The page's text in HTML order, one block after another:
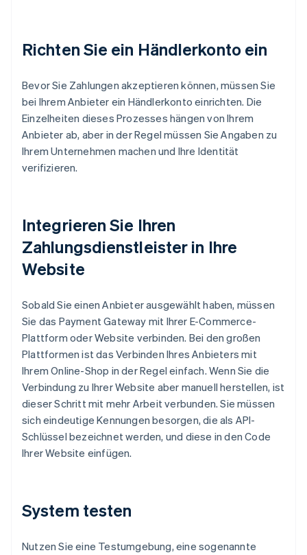
Richten Sie ein Händlerkonto ein
Bevor Sie Zahlungen akzeptieren können, müssen Sie
bei Ihrem Anbieter ein Händlerkonto einrichten. Die
Einzelheiten dieses Prozesses hängen von Ihrem
Anbieter ab, aber in der Regel müssen Sie Angaben zu
Ihrem Unternehmen machen und Ihre Identität
verifizieren.
Integrieren Sie Ihren
Zahlungsdienstleister in Ihre
Website
Sobald Sie einen Anbieter ausgewählt haben, müssen
Sie das Payment Gateway mit Ihrer E-Commerce-
Plattform oder Website verbinden. Bei den großen
Plattformen ist das Verbinden Ihres Anbieters mit
Ihrem Online-Shop in der Regel einfach. Wenn Sie die
Verbindung zu Ihrer Website aber manuell herstellen, ist
dieser Schritt mit mehr Arbeit verbunden. Sie müssen
sich eindeutige Kennungen besorgen, die als API-
Schlüssel bezeichnet werden, und diese in den Code
Ihrer Website einfügen.
System testen
Nutzen Sie eine Testumgebung, eine sogenannte